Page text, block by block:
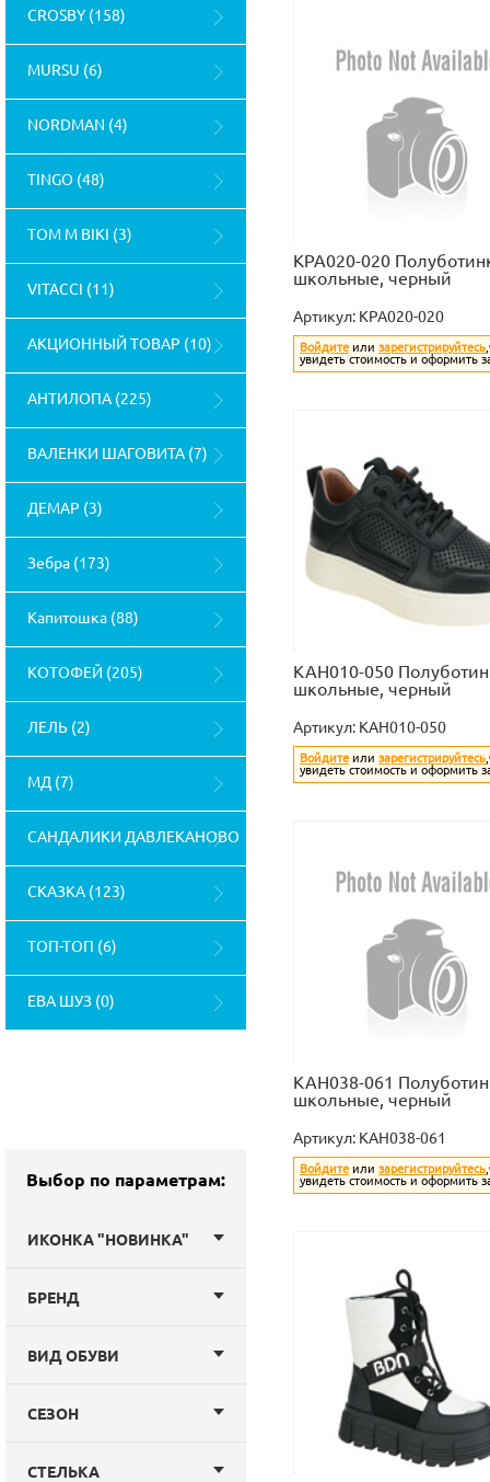
CROSBY (158)
MURSU (6)
NORDMAN (4)
TINGO (48)
TOM M BIKI (3)
VITACCI (11)
АКЦИОННЫЙ ТОВАР (10)
АНТИЛОПА (225)
ВАЛЕНКИ ШАГОВИТА (7)
ДЕМАР (3)
Зебра (173)
Капитошка (88)
КОТОФЕЙ (205)
ЛЕЛЬ (2)
МД (7)
САНДАЛИКИ ДАВЛЕКАНОВО
(4)
СКАЗКА (123)
ТОП-ТОП (6)
ЕВА ШУЗ (0)
Выбор по параметрам:
ИКОНКА "НОВИНКА"
БРЕНД
ВИД ОБУВИ
СЕЗОН
СТЕЛЬКА
KPA020-020
школьные, черный
Артикул: KPA020-020
Войдите или зарегистрируйтесь
увидеть стоимость и оформить
KAH010-050
школьные, черный
Артикул: KAH010-050
Войдите или зарегистрируйтесь
увидеть стоимость и оформить
KAH038-061
школьные, черный
Артикул: KAH038-061
Войдите или зарегистрируйтесь
увидеть стоимость и оформить